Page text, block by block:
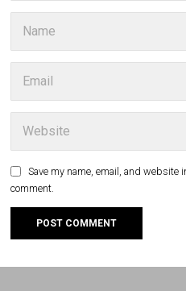
Save my name, email, and website
comment.